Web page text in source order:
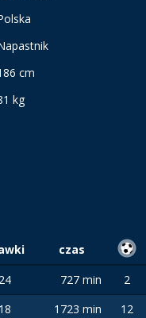
cm
kg
czas
24 727 min 2
18 1723 min 12